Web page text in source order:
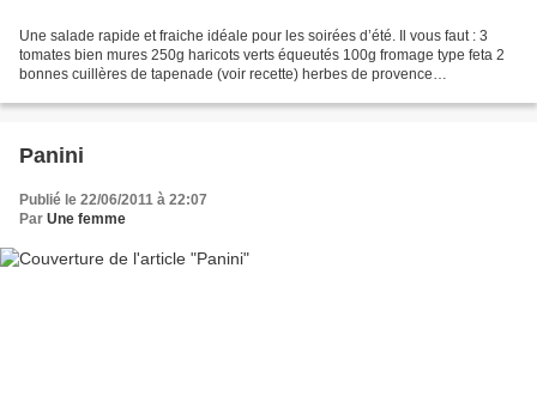
Une salade rapide et fraiche idéale pour les soirées d’été. Il vous faut : 3
tomates bien mures 250g haricots verts équeutés 100g fromage type feta 2
bonnes cuillères de tapenade (voir recette) herbes de provence
Panini
Publié le 22/06/2011 à 22:07
Par Une femme